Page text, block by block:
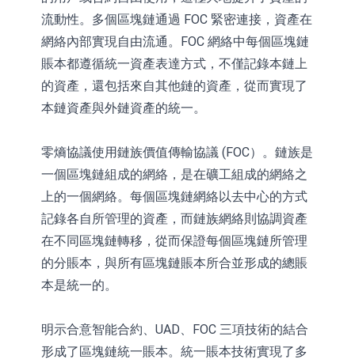
流動性。多個區塊鏈通過 FOC 緊密連接，資產在
網絡內部實現自由流通。FOC 網絡中每個區塊鏈
賬本都遵循統一資產表達方式，不僅記錄本鏈上
的資產，還包括來自其他鏈的資產，從而實現了
本鏈資產與外鏈資產的統一。
零熵協議使用鏈族價值傳輸協議 (FOC）。鏈族是
一個區塊鏈組成的網絡，是在礦工組成的網絡之
上的一個網絡。每個區塊鏈網絡以去中心的方式
記錄各自所管理的資產，而鏈族網絡則協調資產
在不同區塊鏈轉移，從而保證每個區塊鏈所管理
的分賬本，與所有區塊鏈賬本所合並形成的總賬
本是統一的。
明示合意智能合約、UAD、FOC 三項技術的結合
形成了區塊鏈統一賬本。統一賬本技術實現了多